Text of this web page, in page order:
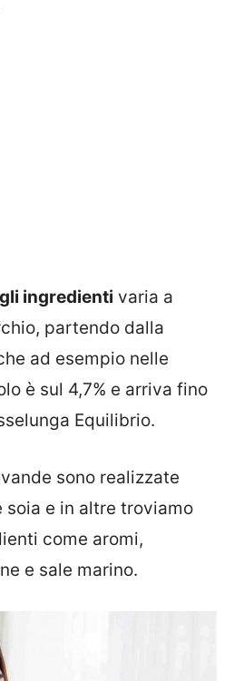
ingredienti varia a
partendo dalla
ad esempio nelle
è sul 4,7% e arriva fino
Equilibrio.
sono realizzate
soia e in altre troviamo
come aromi,
e sale marino.